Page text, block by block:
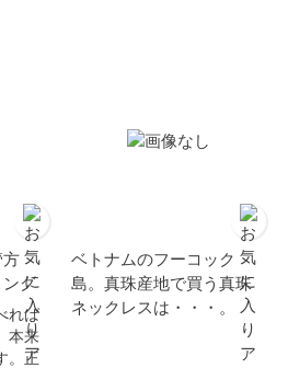
グ
れば
本来
。正
ベトナムのフーコック
島。真珠産地で買う真珠
ネックレスは・・・。